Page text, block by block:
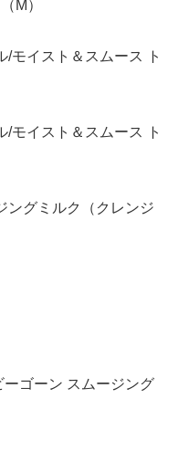
M）
/モイスト＆スムース ト
/モイスト＆スムース ト
ングミルク（クレンジ
ゴーン スムージング